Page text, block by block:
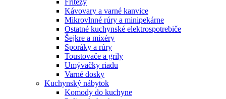
Kávovary a varné kanvice
Mikrovlnné rúry a minipekárne
Ostatné kuchynské elektrospotrebiče
Šejkre a mixéry
Sporáky a rúry
Toustovače a grily
Umývačky riadu
Varné dosky
Kuchynský nábytok
Komody do kuchyne